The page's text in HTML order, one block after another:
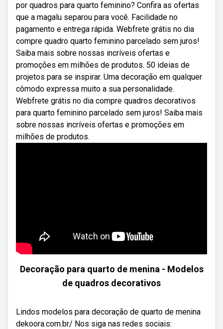
por quadros para quarto feminino? Confira as ofertas
que a magalu separou para você. Facilidade no
pagamento e entrega rápida. Webfrete grátis no dia
compre quadro quarto feminino parcelado sem juros!
Saiba mais sobre nossas incríveis ofertas e
promoções em milhões de produtos. 50 ideias de
projetos para se inspirar. Uma decoração em qualquer
cômodo expressa muito a sua personalidade.
Webfrete grátis no dia compre quadros decorativos
para quarto feminino parcelado sem juros! Saiba mais
sobre nossas incríveis ofertas e promoções em
milhões de produtos.
Decoração para quarto de menina - Modelos
de quadros decorativos
Lindos modelos para decoração de quarto de menina
dekoora.com.br/ Nos siga nas redes sociais: